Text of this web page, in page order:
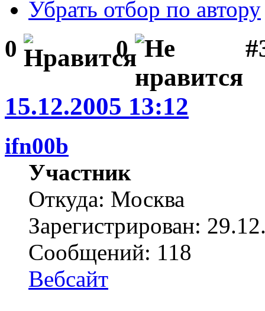
Убрать отбор по автору
0 0
15.12.2005 13:12
ifn00b
Участник
Откуда: Москва
Зарегистрирован:
Сообщений: 118
Вебсайт